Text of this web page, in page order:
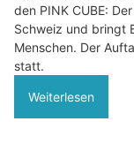
den PINK CUBE:
Schweiz und bringt
Menschen. Der
statt.
Weiterlesen